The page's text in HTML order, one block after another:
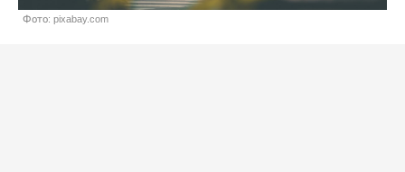
Фото: pixabay.com